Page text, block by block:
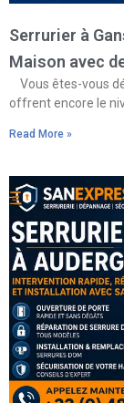
Serrurier à
Maison avec
Vous êtes-vous
offrent encore le
Read More »